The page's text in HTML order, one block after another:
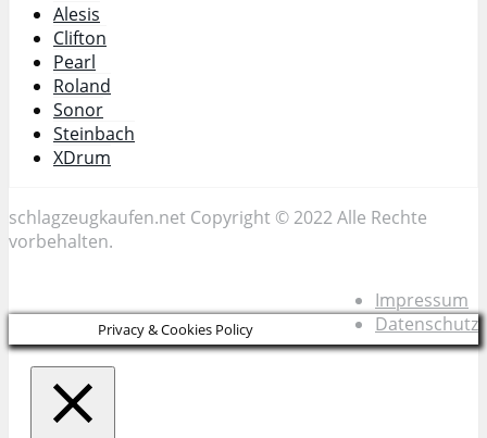
Alesis
Clifton
Pearl
Roland
Sonor
Steinbach
XDrum
schlagzeugkaufen.net Copyright © 2022 Alle Rechte
vorbehalten.
Impressum
Datenschutz
Privacy & Cookies Policy